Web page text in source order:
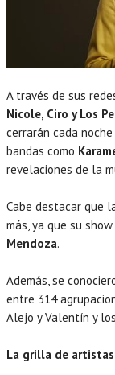
A través de sus
Nicole, Ciro y Los
cerrarán cada
bandas como
revelaciones de la
Cabe destacar que
más, ya que su
Mendoza.
Además, se
entre 314
Alejo y Valentín y
La grilla de